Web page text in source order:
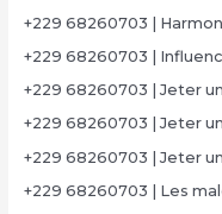
+229 68260703 |
+229 68260703 |
+229 68260703 | Jeter
+229 68260703 | Jeter
+229 68260703 | Jeter
+229 68260703 | Les